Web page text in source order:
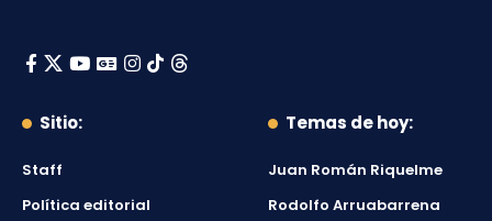
Sitio:
Staff
Política editorial
Temas de hoy:
Juan Román Riquelme
Rodolfo Arruabarrena